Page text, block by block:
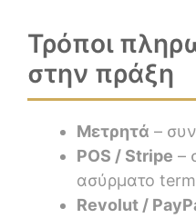
Τρόποι
στην πράξη
Μετρητά –
POS / Stripe –
ασύρματο
Revolut /